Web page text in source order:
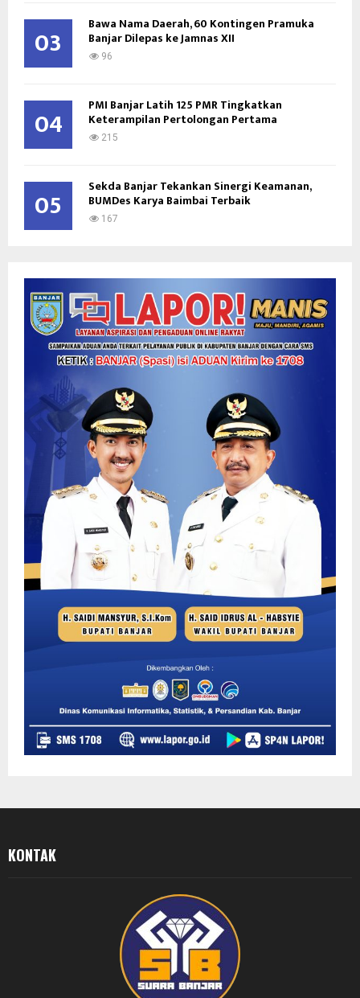
03 Bawa Nama Daerah, 60 Kontingen Pramuka
Banjar Dilepas ke Jamnas XII
96
04 PMI Banjar Latih 125 PMR Tingkatkan
Keterampilan Pertolongan Pertama
215
05 Sekda Banjar Tekankan Sinergi Keamanan,
BUMDes Karya Baimbai Terbaik
167
KONTAK